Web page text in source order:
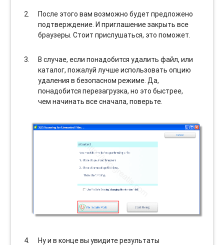
После этого вам возможно будет предложено
подтверждение. И приглашение закрыть все
браузеры. Стоит прислушаться, это поможет.
В случае, если понадобится удалить файл, или
каталог, пожалуй лучше использовать опцию
удаления в безопасном режиме. Да,
понадобится перезагрузка, но это быстрее,
чем начинать все сначала, поверьте.
Ну и в конце вы увидите результаты